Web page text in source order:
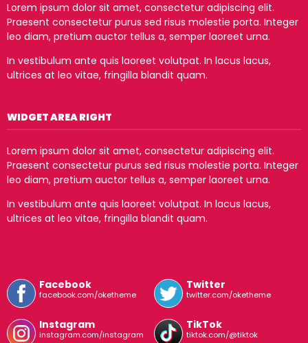
Lorem ipsum dolor sit amet, consectetur adipiscing elit.
Praesent consectetur purus sed risus molestie porta. Integer
leo diam, pretium auctor tellus a, semper laoreet urna.
In vestibulum ante quis laoreet volutpat. In lacus lacus,
ultrices at leo vitae, fringilla blandit quam.
WIDGET AREA RIGHT
Lorem ipsum dolor sit amet, consectetur adipiscing elit.
Praesent consectetur purus sed risus molestie porta. Integer
leo diam, pretium auctor tellus a, semper laoreet urna.
In vestibulum ante quis laoreet volutpat. In lacus lacus,
ultrices at leo vitae, fringilla blandit quam.
Facebook
facebook.com/oketheme
Twitter
twitter.com/oketheme
Instagram
instagram.com/instagram
TikTok
tiktok.com/@tiktok